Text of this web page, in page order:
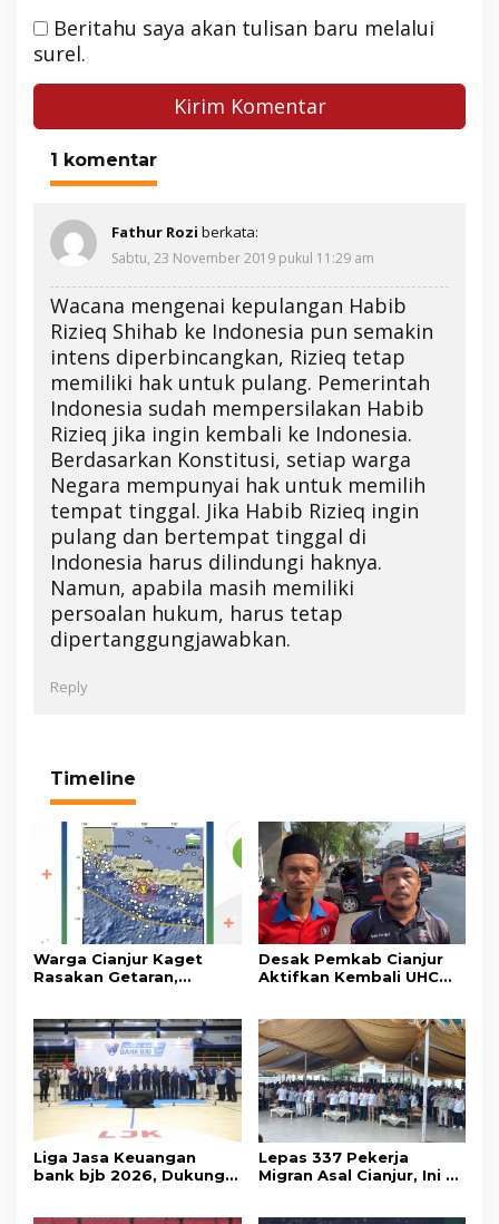
Beritahu saya akan tulisan baru melalui
surel.
1 komentar
Fathur Rozi berkata:
Sabtu, 23 November 2019 pukul 11:29 am
Wacana mengenai kepulangan Habib
Rizieq Shihab ke Indonesia pun semakin
intens diperbincangkan, Rizieq tetap
memiliki hak untuk pulang. Pemerintah
Indonesia sudah mempersilakan Habib
Rizieq jika ingin kembali ke Indonesia.
Berdasarkan Konstitusi, setiap warga
Negara mempunyai hak untuk memilih
tempat tinggal. Jika Habib Rizieq ingin
pulang dan bertempat tinggal di
Indonesia harus dilindungi haknya.
Namun, apabila masih memiliki
persoalan hukum, harus tetap
dipertanggungjawabkan.
Reply
Timeline
Warga Cianjur Kaget
Rasakan Getaran,
Pangandaran
Desak Pemkab Cianjur
Aktifkan Kembali UHC
Liga Jasa Keuangan
bank bjb 2026, Dukung
Lepas 337 Pekerja
Migran Asal Cianjur, Ini 3